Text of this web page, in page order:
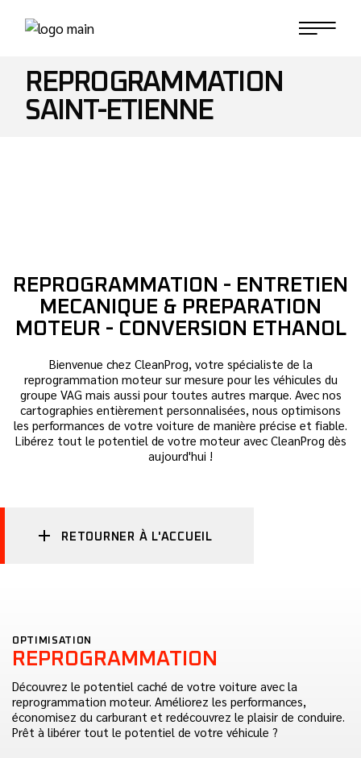
REPROGRAMMATION
SAINT-ETIENNE
REPROGRAMMATION - ENTRETIEN
MECANIQUE & PREPARATION
MOTEUR - CONVERSION ETHANOL
Bienvenue chez CleanProg, votre spécialiste de la
reprogrammation moteur sur mesure pour les véhicules du
groupe VAG mais aussi pour toutes autres marque. Avec nos
cartographies entièrement personnalisées, nous optimisons
les performances de votre voiture de manière précise et fiable.
Libérez tout le potentiel de votre moteur avec CleanProg dès
aujourd'hui !
RETOURNER À L'ACCUEIL
OPTIMISATION
REPROGRAMMATION
Découvrez le potentiel caché de votre voiture avec la
reprogrammation moteur. Améliorez les performances,
économisez du carburant et redécouvrez le plaisir de conduire.
Prêt à libérer tout le potentiel de votre véhicule ?